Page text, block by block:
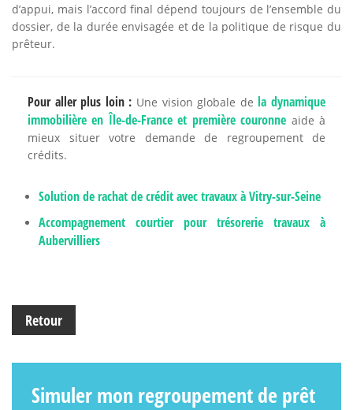
d’appui, mais l’accord final dépend toujours de l’ensemble du
dossier, de la durée envisagée et de la politique de risque du
prêteur.
Pour aller plus loin : Une vision globale de la dynamique
immobilière en Île-de-France et première couronne aide à
mieux situer votre demande de regroupement de
crédits.
Solution de rachat de crédit avec travaux à Vitry-sur-Seine
Accompagnement courtier pour trésorerie travaux à
Aubervilliers
Retour
Simuler mon regroupement de prêt